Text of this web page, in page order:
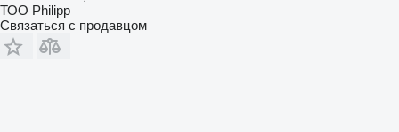
ТОО Philipp
Связаться с продавцом